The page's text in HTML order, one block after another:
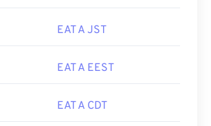
EAT A JST
EAT A EEST
EAT A CDT